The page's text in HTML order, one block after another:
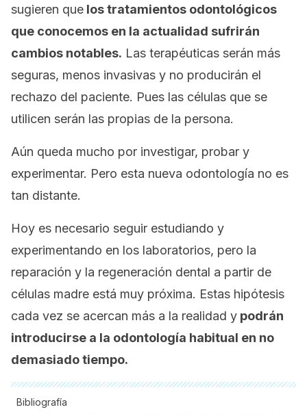
sugieren que los tratamientos odontológicos
que conocemos en la actualidad sufrirán
cambios notables. Las terapéuticas serán más
seguras, menos invasivas y no producirán el
rechazo del paciente. Pues las células que se
utilicen serán las propias de la persona.
Aún queda mucho por investigar, probar y
experimentar. Pero esta nueva odontología no es
tan distante.
Hoy es necesario seguir estudiando y
experimentando en los laboratorios, pero la
reparación y la regeneración dental a partir de
células madre está muy próxima. Estas hipótesis
cada vez se acercan más a la realidad y podrán
introducirse a la odontología habitual en no
demasiado tiempo.
Bibliografía